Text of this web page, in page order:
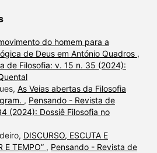
do homem para a
de Deus em António Quadros ,
de Filosofia: v. 15 n. 35 (2024):
As Veias abertas da Filosofia
, Pensando - Revista de
(2024): Dossiê Filosofia no
DISCURSO, ESCUTA E
E TEMPO” , Pensando - Revista de